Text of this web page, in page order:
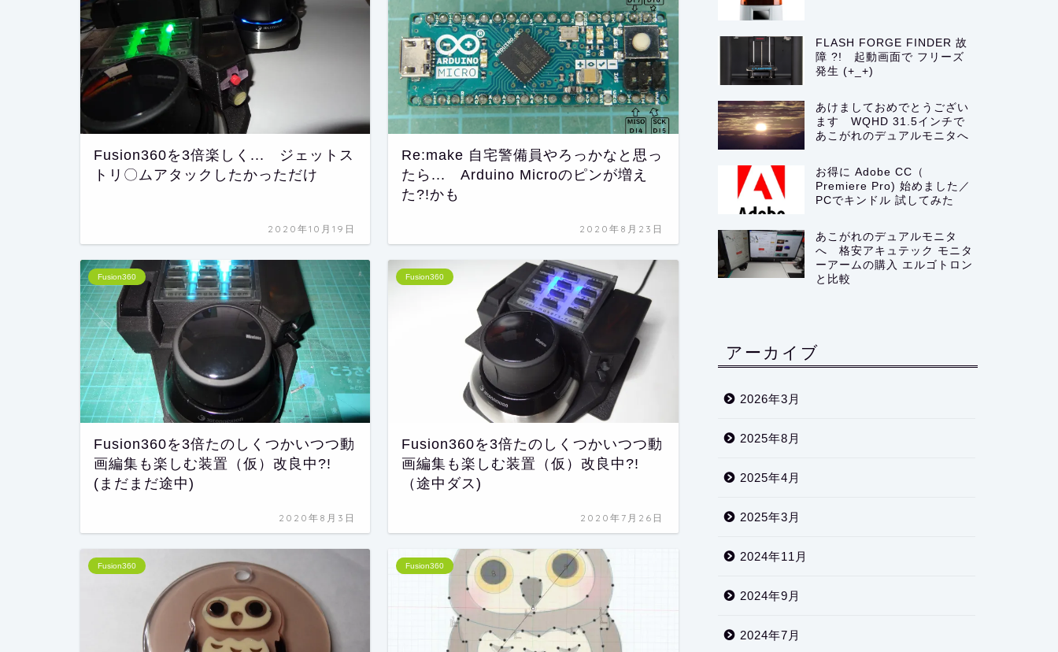
Fusion360を3倍楽しく... ジェットス
トリ〇ムアタックしたかっただけ
2020年10月19日
Re:make 自宅警備員やろっかなと思っ
たら... Arduino Microのピンが増え
た?!かも
2020年8月23日
Fusion360
Fusion360を3倍たのしくつかいつつ動
画編集も楽しむ装置（仮）改良中?!
(まだまだ途中)
2020年8月3日
Fusion360
Fusion360を3倍たのしくつかいつつ動
画編集も楽しむ装置（仮）改良中?!
（途中ダス)
2020年7月26日
Fusion360 Fusion360
FLASH FORGE FINDER 故
障 ?! 起動画面で フリーズ
発生 (+_+)
あけましておめでとうござい
ます WQHD 31.5インチで
あこがれのデュアルモニタへ
お得に Adobe CC（
Premiere Pro) 始めました／
PCでキンドル 試してみた
あこがれのデュアルモニタ
へ 格安アキュテック モニタ
ーアームの購入 エルゴトロン
と比較
アーカイブ
2026年3月
2025年8月
2025年4月
2025年3月
2024年11月
2024年9月
2024年7月